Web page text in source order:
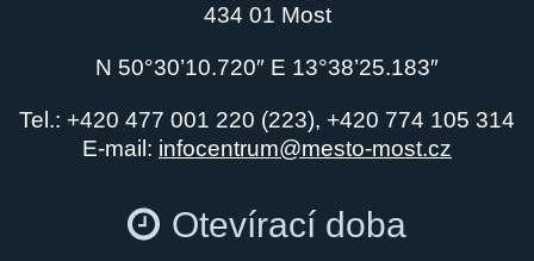
434 01 Most
N 50°30’10.720″ E 13°38’25.183″
Tel.: +420 477 001 220 (223), +420 774 105 314
E-mail: infocentrum@mesto-most.cz
Otevírací doba